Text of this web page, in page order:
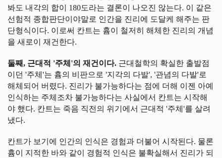
봐도 내각의 합이 180도라는 결론이 나오진 않는다. 이 같은
선험적 종합판단이야말로 인간을 진리에 도달케 해주는 판
단형식이다. 이로써 칸트는 흄이 철저히 해체한 진리의 개념
을 새로이 재건한다.
둘째, 근대적 '주체'의 재건이다. 근대철학의 확실한 출발점
이던 '주체'는 흄의 비판으로 '지각의 다발', '관념의 다발'로
해체되어 버렸다. 진리가 불가능하다는 점에 더해 이젠 아예
인식하는 주체조차 불가능하다는 사실에서 칸트는 시작해
야 했다. 칸트는 죽음 직전의 위기에서 근대적 '주체'를 살려
냈다.
칸트가 보기에 인간의 인식은 경험과 더불어 시작된다. 물론
흄이 지적한 바와 같이 경험적 인식은 불확실해서 진리가 되